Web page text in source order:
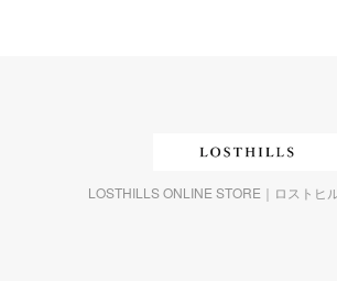
LOSTHILLS ONLINE STORE｜ロストヒ